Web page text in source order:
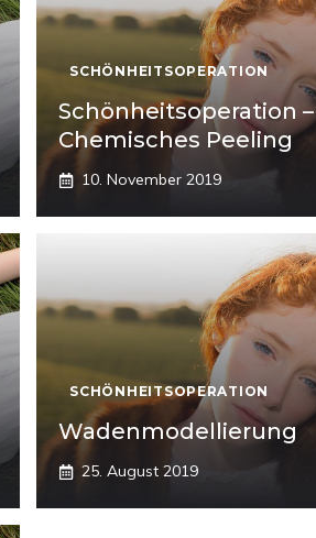
SCHÖNHEITSOPERATION
Schönheitsoperation –
Chemisches Peeling
10. November 2019
SCHÖNHEITSOPERATION
Wadenmodellierung
25. August 2019